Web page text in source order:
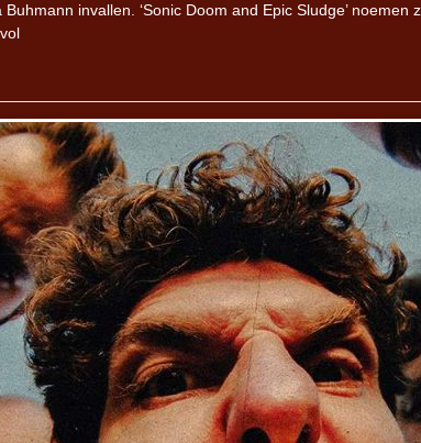
invallen. ‘Sonic Doom and Epic Sludge’